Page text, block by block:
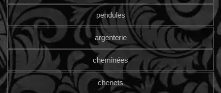
pendules
argenterie
cheminées
chenets